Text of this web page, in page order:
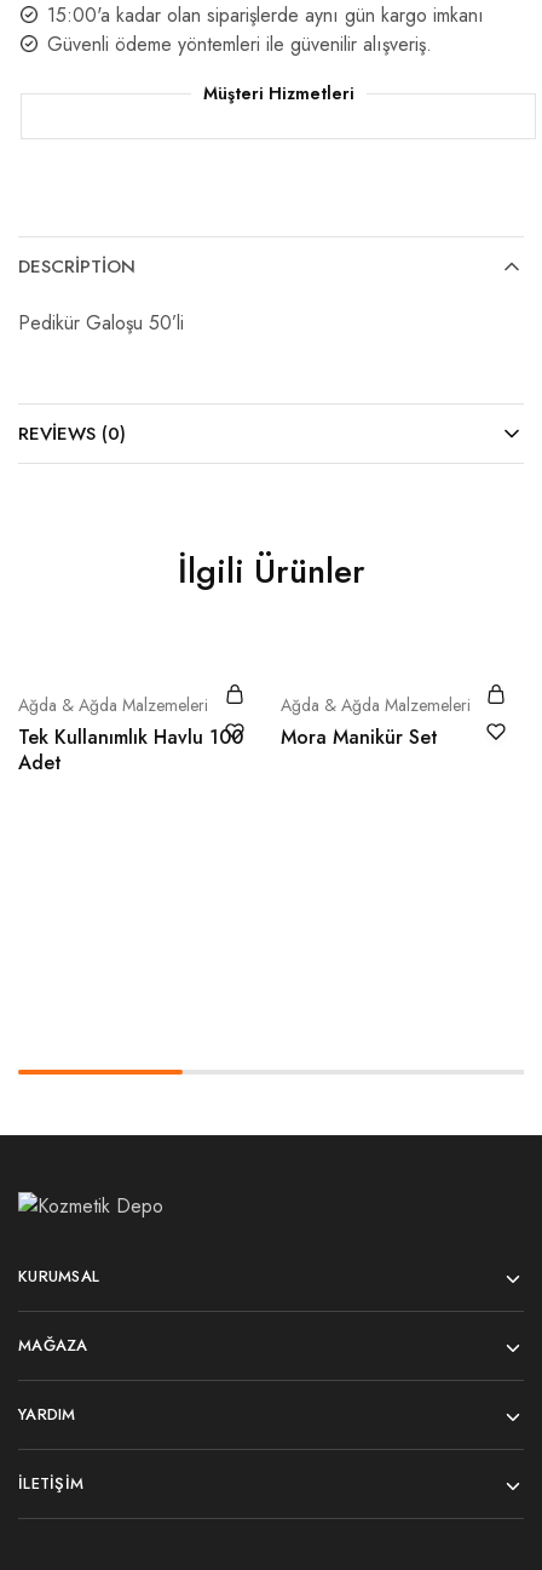
15:00'a kadar olan siparişlerde aynı gün kargo imkanı
Güvenli ödeme yöntemleri ile güvenilir alışveriş.
Müşteri Hizmetleri
DESCRIPTION
Pedikür Galoşu 50’li
REVIEWS (0)
İlgili Ürünler
Ağda & Ağda Malzemeleri
Tek Kullanımlık Havlu 100
Adet
Ağda & Ağda Malzemeleri
Mora Manikür Set
KURUMSAL
MAĞAZA
YARDIM
İLETIŞIM